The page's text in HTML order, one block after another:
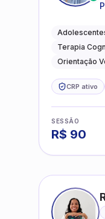
Terapia
Orientação
CRP ativo
SESSÃO
R$ 90